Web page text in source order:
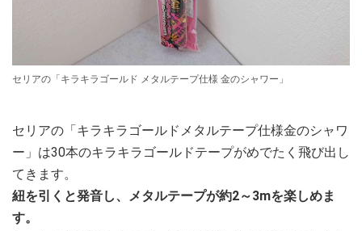
セリアの「キラキラゴールド メタルテープ仕様 金のシャワー」
セリアの「キラキラゴールドメタルテープ仕様金のシャワ
ー」は30本のキラキラゴールドテープがめでたく飛び出し
てきます。
紐を引くと発音し、メタルテープが約2～3mを楽しめま
す。